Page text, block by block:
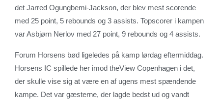
det Jarred Ogungbemi-Jackson, der blev mest scorende
med 25 point, 5 rebounds og 3 assists. Topscorer i kampen
var Asbjørn Nerlov med 27 point, 9 rebounds og 4 assists.
Forum Horsens bød ligeledes på kamp lørdag eftermiddag.
Horsens IC spillede her imod theView Copenhagen i det,
der skulle vise sig at være en af ugens mest spændende
kampe. Det var gæsterne, der lagde bedst ud og vandt